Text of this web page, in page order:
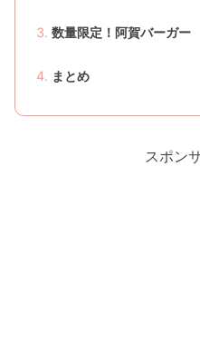
数量限定！阿賀バーガー
まとめ
スポン